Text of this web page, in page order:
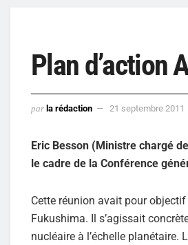
Plan d’action
par la rédaction 21 septembre 2011
Eric Besson (Ministre chargé
le cadre de la Conférence
Cette réunion avait pour objectif
Fukushima. Il s’agissait
nucléaire à l’échelle planétaire.